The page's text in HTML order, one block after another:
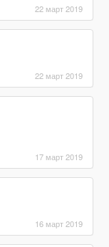
22 март 2019
22 март 2019
17 март 2019
16 март 2019